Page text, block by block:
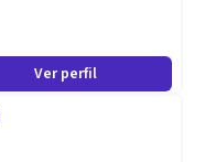
Ver perfil